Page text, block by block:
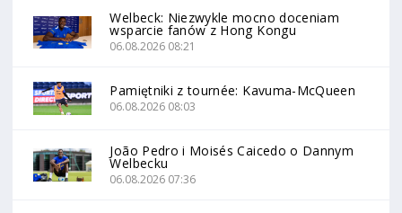
Welbeck: Niezwykle mocno doceniam
wsparcie fanów z Hong Kongu
06.08.2026 08:21
Pamiętniki z tournée: Kavuma-McQueen
06.08.2026 08:03
João Pedro i Moisés Caicedo o Dannym
Welbecku
06.08.2026 07:36